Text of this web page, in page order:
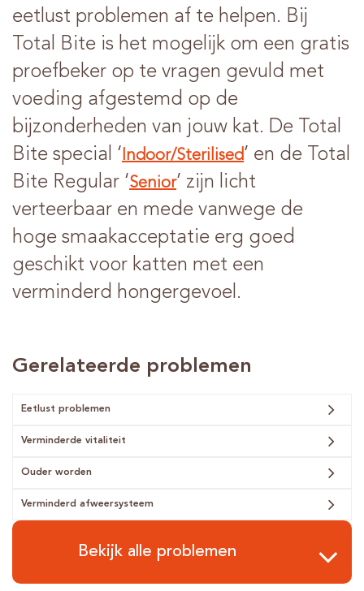
eetlust problemen af te helpen. Bij
Total Bite is het mogelijk om een gratis
proefbeker op te vragen gevuld met
voeding afgestemd op de
bijzonderheden van jouw kat. De Total
Bite special ‘Indoor/Sterilised’ en de Total
Bite Regular ‘Senior’ zijn licht
verteerbaar en mede vanwege de
hoge smaakacceptatie erg goed
geschikt voor katten met een
verminderd hongergevoel.
Gerelateerde problemen
Eetlust problemen
Verminderde vitaliteit
Ouder worden
Verminderd afweersysteem
Bekijk alle problemen